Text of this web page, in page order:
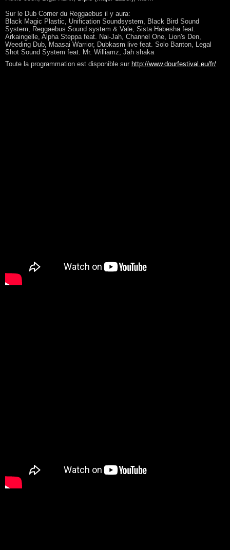
Sur le Dub Corner du Reggaebus il y aura:
Black Magic Plastic, Unification Soundsystem, Black Bird Sound
System, Reggaebus Sound system & Vale, Sista Habesha feat.
Arkaingelle, Alpha Steppa feat. Nai-Jah, Channel One, Lion's Den,
Weeding Dub, Maasai Warrior, Dubkasm live feat. Solo Banton, Legal
Shot Sound System feat. Mr. Williamz, Jah shaka
Toute la programmation est disponible sur http://www.dourfestival.eu/fr/